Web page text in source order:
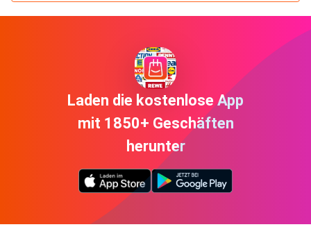
Laden die kostenlose App
mit 1850+ Geschäften
herunter